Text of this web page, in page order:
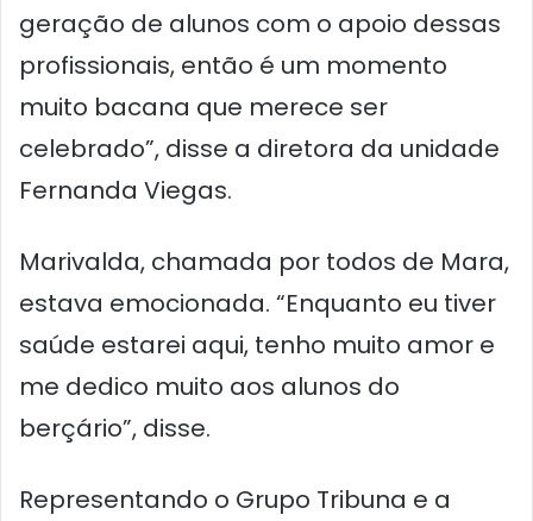
geração de alunos com o apoio dessas
profissionais, então é um momento
muito bacana que merece ser
celebrado”, disse a diretora da unidade
Fernanda Viegas.
Marivalda, chamada por todos de Mara,
estava emocionada. “Enquanto eu tiver
saúde estarei aqui, tenho muito amor e
me dedico muito aos alunos do
berçário”, disse.
Representando o Grupo Tribuna e a